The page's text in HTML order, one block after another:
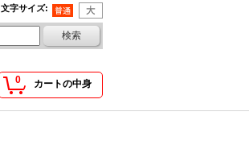
文字サイズ:
0 カートの中身